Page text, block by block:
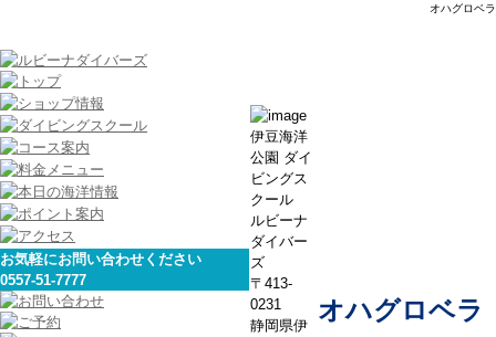
オハグロベラ
お気軽にお問い合わせください
0557-51-7777
オハグロベラ
伊豆海洋
公園 ダイ
ビングス
クール
ルビーナ
ダイバー
ズ
〒413-
0231
静岡県伊